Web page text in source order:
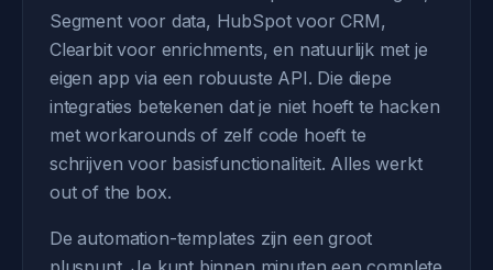
Segment voor data, HubSpot voor CRM,
Clearbit voor enrichments, en natuurlijk met je
eigen app via een robuuste API. Die diepe
integraties betekenen dat je niet hoeft te hacken
met workarounds of zelf code hoeft te
schrijven voor basisfunctionaliteit. Alles werkt
out of the box.
De automation-templates zijn een groot